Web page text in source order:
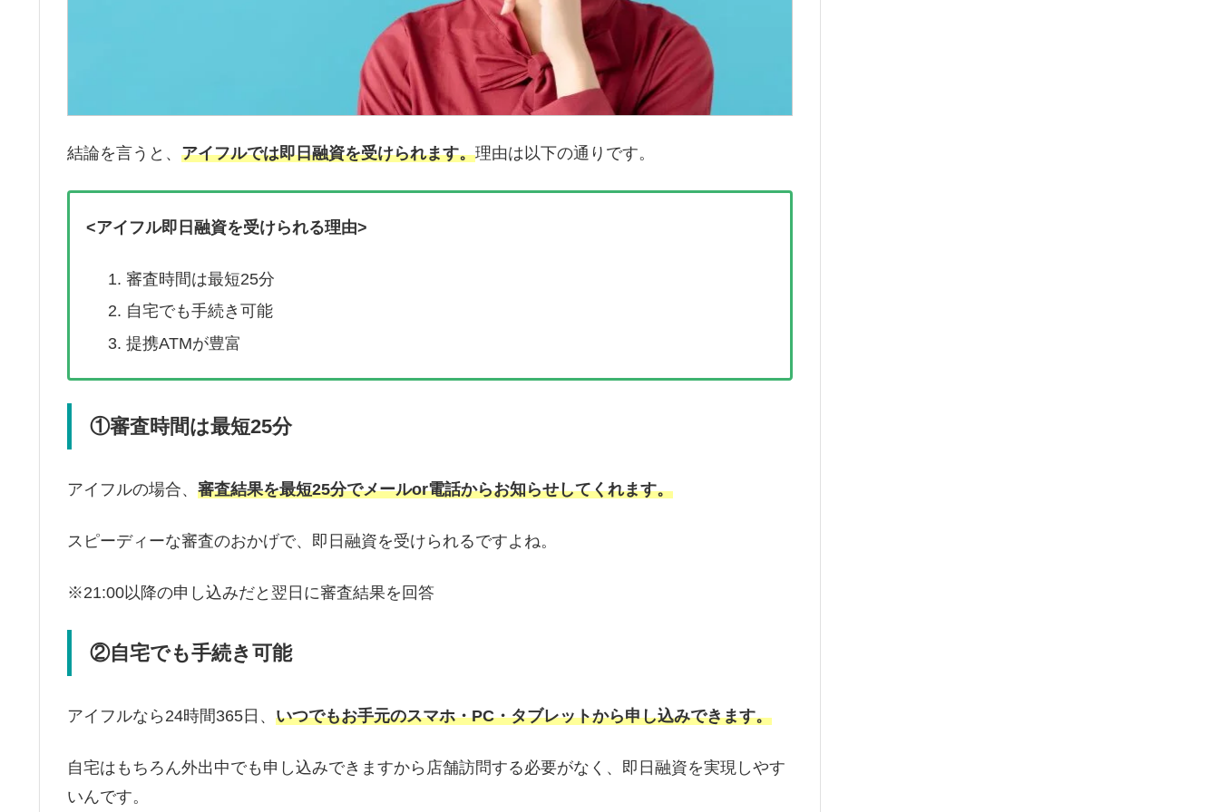
結論を言うと、 アイフルでは即日融資を受けられます。理由は以下の通りです。
<アイフル即日融資を受けられる理由>
審査時間は最短25分
自宅でも手続き可能
提携ATMが豊富
①審査時間は最短25分
アイフルの場合、 審査結果を最短25分でメールor電話からお知らせしてくれます。
スピーディーな審査のおかげで、即日融資を受けられるですよね。
※21:00以降の申し込みだと翌日に審査結果を回答
②自宅でも手続き可能
アイフルなら24時間365日、 いつでもお手元のスマホ・PC・タブレットから申し込みできます。
自宅はもちろん外出中でも申し込みできますから店舗訪問する必要がなく、即日融資を実現しやす
いんです。